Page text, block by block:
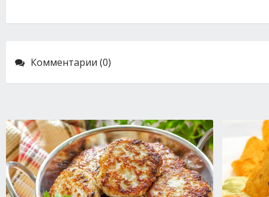
Комментарии (0)